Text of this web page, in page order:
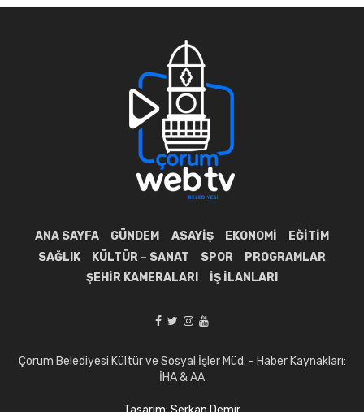
ANA SAYFA GÜNDEM ASAYIŞ EKONOMI
EĞITIM
SAĞLIK
KÜLTÜR – SANAT SPOR
PROGRAMLAR
ŞEHIR KAMERALARI
İŞ İLANLARI
Çorum Belediyesi Kültür ve Sosyal İşler Müd. - Haber Kaynakları:
İHA & AA